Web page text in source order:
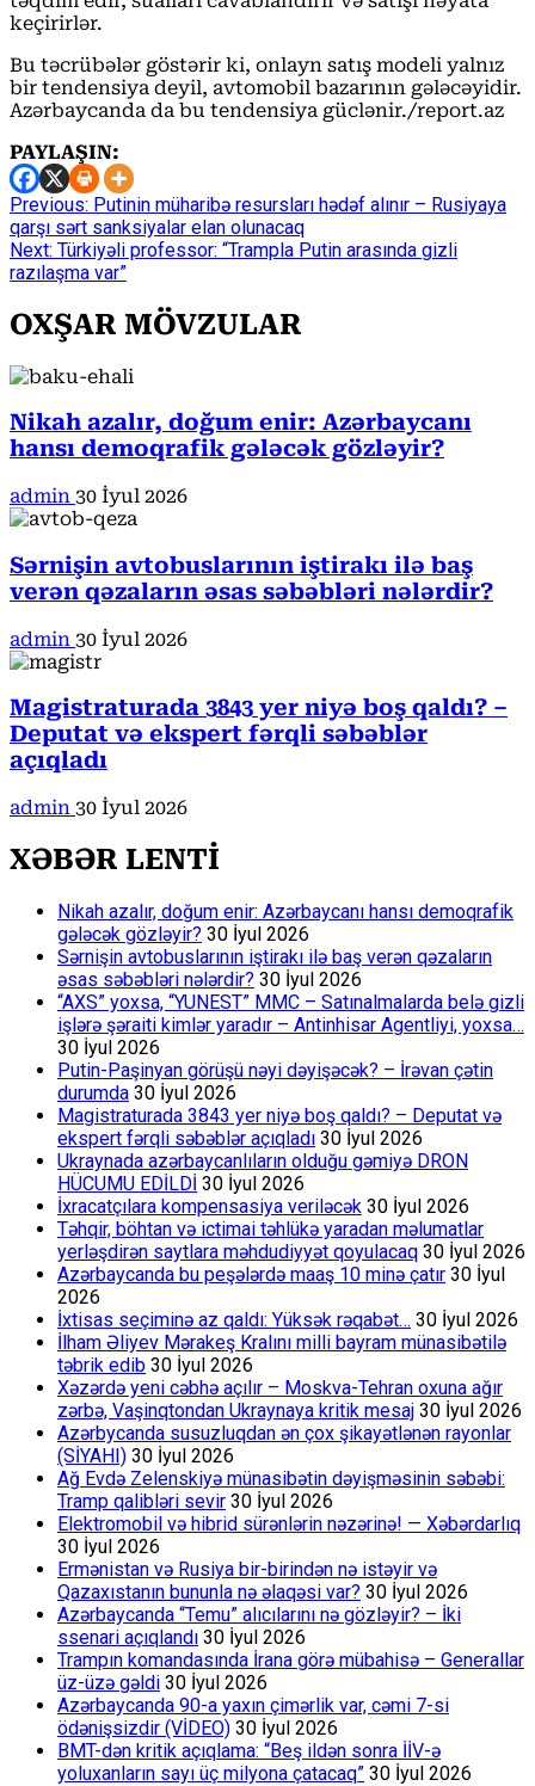
keçirirlər.
Bu təcrübələr göstərir ki, onlayn satış modeli yalnız
bir tendensiya deyil, avtomobil bazarının gələcəyidir.
Azərbaycanda da bu tendensiya güclənir./report.az
PAYLAŞIN:
Continue
Reading
Previous: Putinin müharibə resursları hədəf alınır – Rusiyaya
qarşı sərt sanksiyalar elan olunacaq
Next: Türkiyəli professor: “Trampla Putin arasında gizli
razılaşma var”
OXŞAR MÖVZULAR
Nikah azalır, doğum enir: Azərbaycanı
hansı demoqrafik gələcək gözləyir?
admin 30 İyul 2026
Sərnişin avtobuslarının iştirakı ilə baş
verən qəzaların əsas səbəbləri nələrdir?
admin 30 İyul 2026
Magistraturada 3843 yer niyə boş qaldı? –
Deputat və ekspert fərqli səbəblər
açıqladı
admin 30 İyul 2026
XƏBƏR LENTİ
Nikah azalır, doğum enir: Azərbaycanı hansı demoqrafik
gələcək gözləyir? 30 İyul 2026
Sərnişin avtobuslarının iştirakı ilə baş verən qəzaların
əsas səbəbləri nələrdir? 30 İyul 2026
“AXS” yoxsa, “YUNEST” MMC – Satınalmalarda belə gizli
işlərə şəraiti kimlər yaradır – Antinhisar Agentliyi, yoxsa…
30 İyul 2026
Putin-Paşinyan görüşü nəyi dəyişəcək? – İrəvan çətin
durumda 30 İyul 2026
Magistraturada 3843 yer niyə boş qaldı? – Deputat və
ekspert fərqli səbəblər açıqladı 30 İyul 2026
Ukraynada azərbaycanlıların olduğu gəmiyə DRON
HÜCUMU EDİLDİ 30 İyul 2026
İxracatçılara kompensasiya veriləcək 30 İyul 2026
Təhqir, böhtan və ictimai təhlükə yaradan məlumatlar
yerləşdirən saytlara məhdudiyyət qoyulacaq 30 İyul 2026
Azərbaycanda bu peşələrdə maaş 10 minə çatır 30 İyul
2026
İxtisas seçiminə az qaldı: Yüksək rəqabət… 30 İyul 2026
İlham Əliyev Mərakeş Kralını milli bayram münasibətilə
təbrik edib 30 İyul 2026
Xəzərdə yeni cəbhə açılır – Moskva-Tehran oxuna ağır
zərbə, Vaşinqtondan Ukraynaya kritik mesaj 30 İyul 2026
Azərbycanda susuzluqdan ən çox şikayətlənən rayonlar
(SİYAHI) 30 İyul 2026
Ağ Evdə Zelenskiyə münasibətin dəyişməsinin səbəbi:
Tramp qalibləri sevir 30 İyul 2026
Elektromobil və hibrid sürənlərin nəzərinə! — Xəbərdarlıq
30 İyul 2026
Ermənistan və Rusiya bir-birindən nə istəyir və
Qazaxıstanın bununla nə əlaqəsi var? 30 İyul 2026
Azərbaycanda “Temu” alıcılarını nə gözləyir? – İki
ssenari açıqlandı 30 İyul 2026
Trampın komandasında İrana görə mübahisə – Generallar
üz-üzə gəldi 30 İyul 2026
Azərbaycanda 90-a yaxın çimərlik var, cəmi 7-si
ödənişsizdir (VİDEO) 30 İyul 2026
BMT-dən kritik açıqlama: “Beş ildən sonra İİV-ə
yoluxanların sayı üç milyona çatacaq” 30 İyul 2026